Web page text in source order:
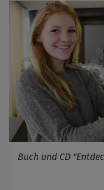
Buch und CD